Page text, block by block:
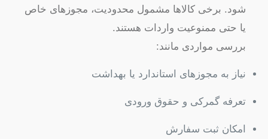
شود. برخی کالاها مشمول محدودیت، مجوزهای خاص
یا حتی ممنوعیت واردات هستند.
بررسی مواردی مانند:
نیاز به مجوزهای استاندارد یا بهداشت
تعرفه گمرکی و حقوق ورودی
امکان ثبت سفارش